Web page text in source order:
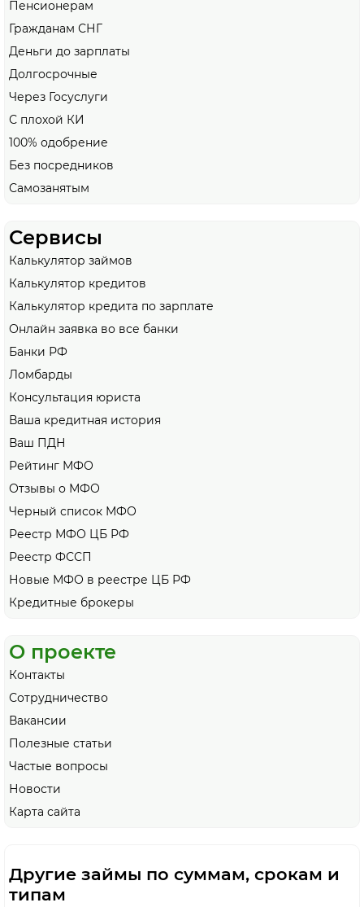
Пенсионерам
Гражданам СНГ
Деньги до зарплаты
Долгосрочные
Через Госуслуги
С плохой КИ
100% одобрение
Без посредников
Самозанятым
Сервисы
Калькулятор займов
Калькулятор кредитов
Калькулятор кредита по зарплате
Онлайн заявка во все банки
Банки РФ
Ломбарды
Консультация юриста
Ваша кредитная история
Ваш ПДН
Рейтинг МФО
Отзывы о МФО
Черный список МФО
Реестр МФО ЦБ РФ
Реестр ФССП
Новые МФО в реестре ЦБ РФ
Кредитные брокеры
О проекте
Контакты
Сотрудничество
Вакансии
Полезные статьи
Частые вопросы
Новости
Карта сайта
Другие займы по суммам, срокам и
типам